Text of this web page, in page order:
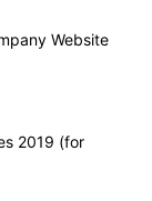
Website
2019 (for